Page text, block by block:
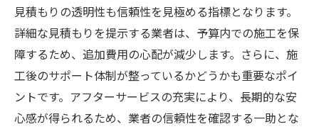
見積もりの透明性も信頼性を見極める指標となります。
詳細な見積もりを提示する業者は、予算内での施工を保
障するため、追加費用の心配が減少します。さらに、施
工後のサポート体制が整っているかどうかも重要なポイ
ントです。アフターサービスの充実により、長期的な安
心感が得られるため、業者の信頼性を確認する一助とな